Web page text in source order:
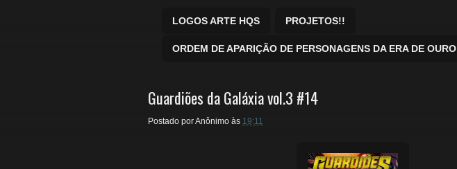
LOGOS ARTE HQS PROJETOS!!
ORDEM DE APARIÇÃO DE PERSONAGENS DA ERA DE OURO
Guardiões da Galáxia vol.3 #14
Postado porAnônimo às 19:11